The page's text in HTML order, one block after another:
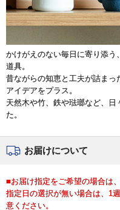
かけがえのない毎日に寄り添
道具。
昔ながらの知恵と工夫が詰ま
アイデアをプラス。
天然木や竹、鉄や琺瑯など、
た。
お届けについて
■お届け指定をご希望の場合は
指定日の選択が無い場合は、1
意ください。